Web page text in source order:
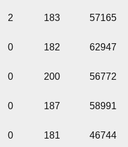
2 183 57165
0 182 62947
0 200 56772
0 187 58991
0 181 46744